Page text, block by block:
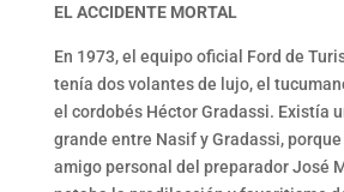
EL ACCIDENTE MORTAL
En 1973, el equipo oficial Ford de
tenía dos volantes de lujo, el
el cordobés Héctor Gradassi. Existía
grande entre Nasif y Gradassi,
amigo personal del preparador José